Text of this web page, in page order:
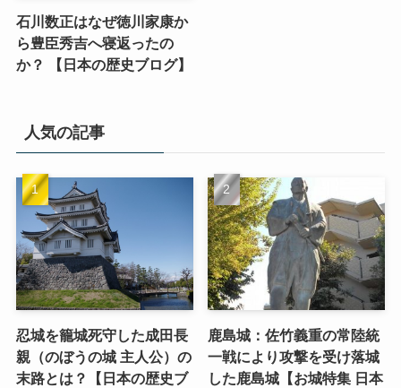
石川数正はなぜ徳川家康か
ら豊臣秀吉へ寝返ったの
か？ 【日本の歴史ブログ】
人気の記事
忍城を籠城死守した成田長
親（のぼうの城 主人公）の
末路とは？【日本の歴史ブ
鹿島城：佐竹義重の常陸統
一戦により攻撃を受け落城
した鹿島城【お城特集 日本